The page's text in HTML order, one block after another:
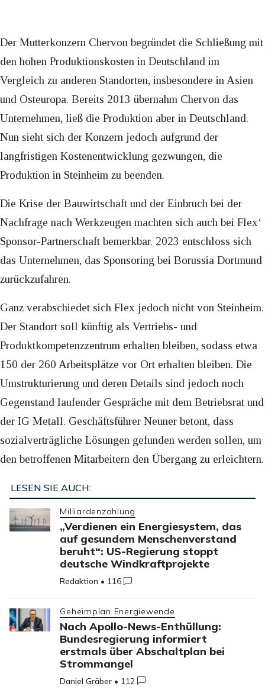
Der Mutterkonzern Chervon begründet die Schließung mit
den hohen Produktionskosten in Deutschland im
Vergleich zu anderen Standorten, insbesondere in Asien
und Osteuropa. Bereits 2013 übernahm Chervon das
Unternehmen, ließ die Produktion aber in Deutschland.
Nun sieht sich der Konzern jedoch aufgrund der
langfristigen Kostenentwicklung gezwungen, die
Produktion in Steinheim zu beenden.
Die Krise der Bauwirtschaft und der Einbruch bei der
Nachfrage nach Werkzeugen machten sich auch bei Flex‘
Sponsor-Partnerschaft bemerkbar. 2023 entschloss sich
das Unternehmen, das Sponsoring bei Borussia Dortmund
zurückzufahren.
Ganz verabschiedet sich Flex jedoch nicht von Steinheim.
Der Standort soll künftig als Vertriebs- und
Produktkompetenzzentrum erhalten bleiben, sodass etwa
150 der 260 Arbeitsplätze vor Ort erhalten bleiben. Die
Umstrukturierung und deren Details sind jedoch noch
Gegenstand laufender Gespräche mit dem Betriebsrat und
der IG Metall. Geschäftsführer Neuner betont, dass
sozialverträgliche Lösungen gefunden werden sollen, um
den betroffenen Mitarbeitern den Übergang zu erleichtern.
LESEN SIE AUCH:
Milliardenzahlung
„Verdienen ein Energiesystem, das
auf gesundem Menschenverstand
beruht“: US-Regierung stoppt
deutsche Windkraftprojekte
Redaktion • 116
Geheimplan Energiewende
Nach Apollo-News-Enthüllung:
Bundesregierung informiert
erstmals über Abschaltplan bei
Strommangel
Daniel Gräber • 112